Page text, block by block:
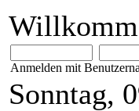
Anmelden mit
Sonntag,